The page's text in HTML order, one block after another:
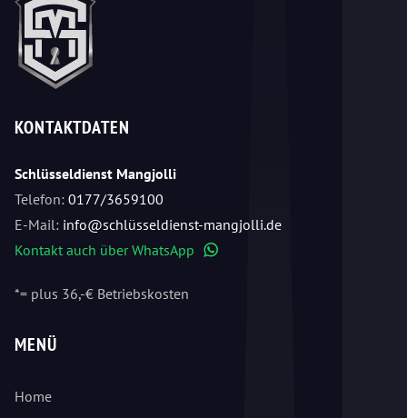
KONTAKTDATEN
Schlüsseldienst Mangjolli
Telefon: 0177/3659100
E-Mail: info@schlüsseldienst-mangjolli.de
Kontakt auch über WhatsApp
*= plus 36,-€ Betriebskosten
MENÜ
Home